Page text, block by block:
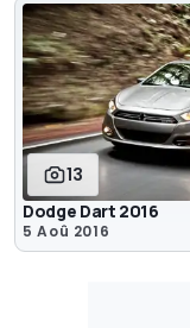
13
Dodge Dart 2016
5 Aoû 2016